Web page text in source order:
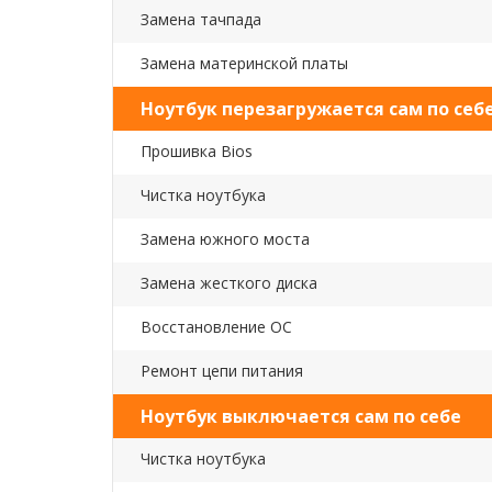
Замена тачпада
Замена материнской платы
Ноутбук перезагружается сам по
Прошивка Bios
Чистка ноутбука
Замена южного моста
Замена жесткого диска
Восстановление ОС
Ремонт цепи питания
Ноутбук выключается сам по себе
Чистка ноутбука